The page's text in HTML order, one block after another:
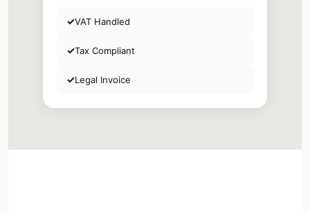
✓VAT Handled
✓Tax Compliant
✓Legal Invoice